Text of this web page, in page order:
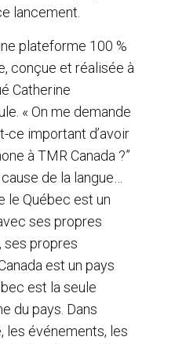
lancement.
plateforme 100 %
conçue et réalisée à
Catherine
« On me demande
ce important d’avoir
à TMR Canada ?”
de la langue…
le Québec est un
ses propres
ses propres
est un pays
est la seule
du pays. Dans
les événements, les